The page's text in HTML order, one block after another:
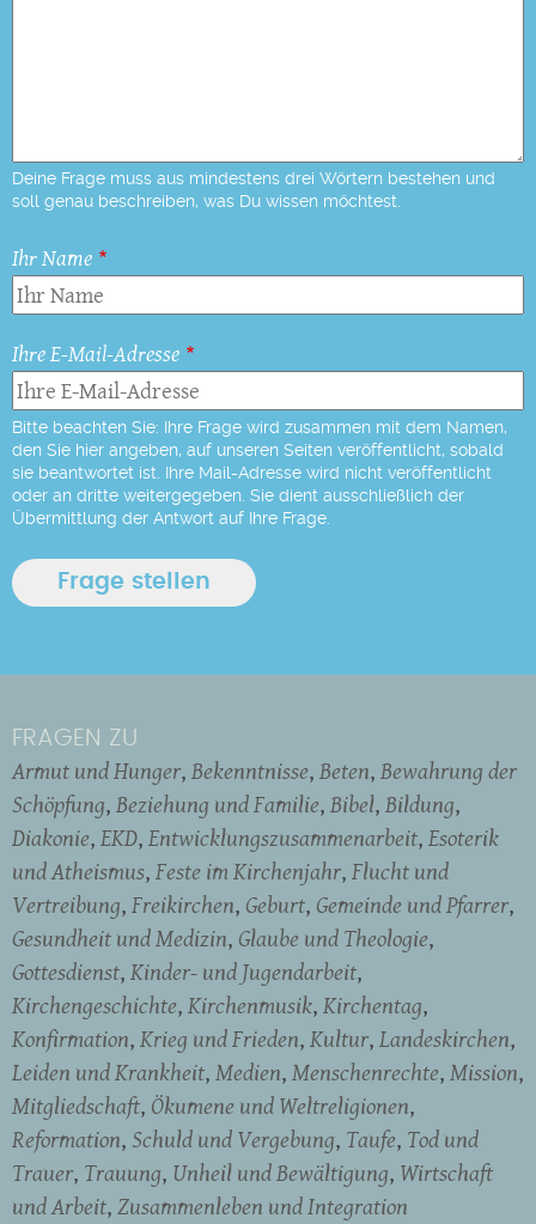
Deine Frage muss aus mindestens drei Wörtern bestehen und
soll genau beschreiben, was Du wissen möchtest.
Ihr Name
Ihre E-Mail-Adresse
Bitte beachten Sie: Ihre Frage wird zusammen mit dem Namen,
den Sie hier angeben, auf unseren Seiten veröffentlicht, sobald
sie beantwortet ist. Ihre Mail-Adresse wird nicht veröffentlicht
oder an dritte weitergegeben. Sie dient ausschließlich der
Übermittlung der Antwort auf Ihre Frage.
FRAGEN ZU
Armut und Hunger Bekenntnisse Beten Bewahrung der
Schöpfung Beziehung und Familie Bibel Bildung
Diakonie EKD Entwicklungszusammenarbeit Esoterik
und Atheismus Feste im Kirchenjahr Flucht und
Vertreibung Freikirchen Geburt Gemeinde und Pfarrer
Gesundheit und Medizin Glaube und Theologie
Gottesdienst Kinder- und Jugendarbeit
Kirchengeschichte Kirchenmusik Kirchentag
Konfirmation Krieg und Frieden Kultur Landeskirchen
Leiden und Krankheit Medien Menschenrechte Mission
Mitgliedschaft Ökumene und Weltreligionen
Reformation Schuld und Vergebung Taufe Tod und
Trauer Trauung Unheil und Bewältigung Wirtschaft
und Arbeit Zusammenleben und Integration